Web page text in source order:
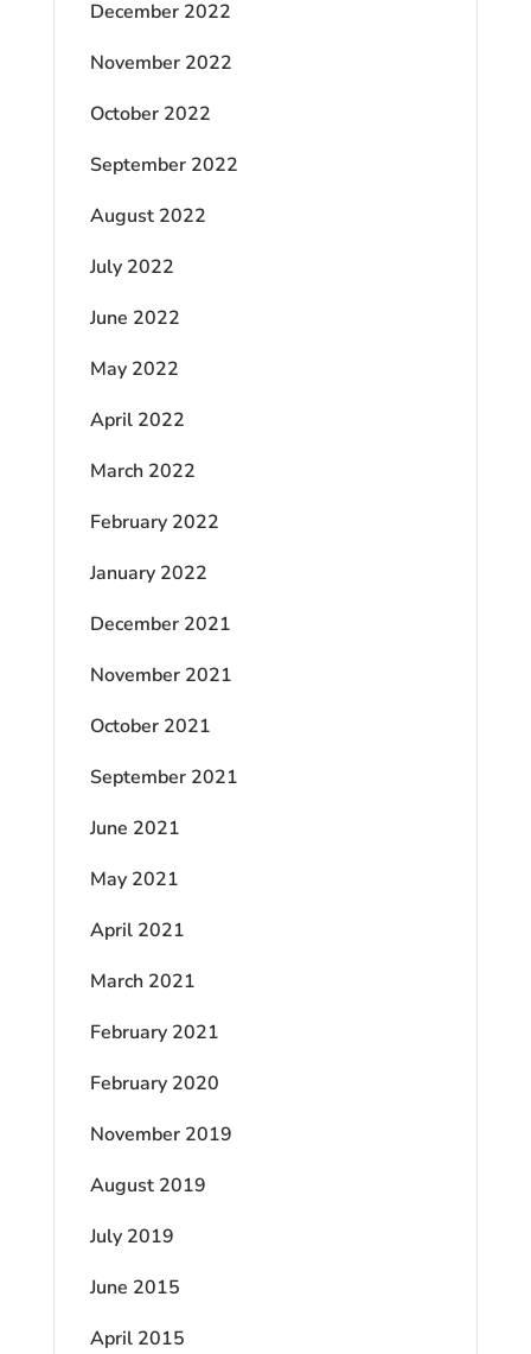
December 2022
November 2022
October 2022
September 2022
August 2022
July 2022
June 2022
May 2022
April 2022
March 2022
February 2022
January 2022
December 2021
November 2021
October 2021
September 2021
June 2021
May 2021
April 2021
March 2021
February 2021
February 2020
November 2019
August 2019
July 2019
June 2015
April 2015